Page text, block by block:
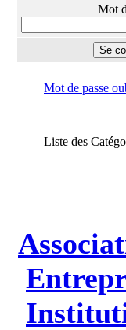
Mot
Mot de passe
Liste des